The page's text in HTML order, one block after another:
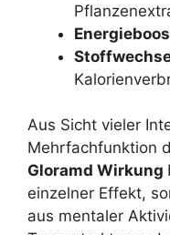
Aus Sicht vieler
Mehrfachfunktion
Gloramd Wirkung
einzelner Effekt,
aus mentaler